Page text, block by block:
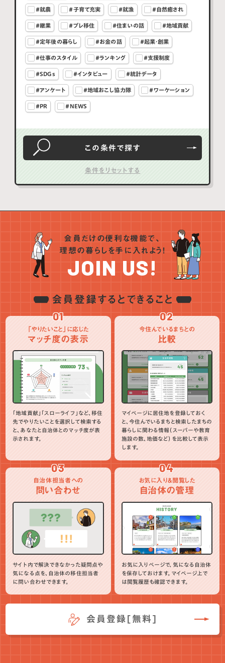
#就農 #子育て充実 #就漁 #自然癒され
#継業 #プレ移住 #住まいの話 #地域貢献
#定年後の暮らし #お金の話 #起業・創業
#仕事のスタイル #ランキング #支援制度
#SDGs #インタビュー #統計データ
#アンケート #地域おこし協力隊 #ワーケーション
#PR #NEWS
この条件で探す
会員だけの便利な機能で、
理想の暮らしを手に入れよう！
JOIN US!
会員登録するとできること
01
「やりたいこと」に応じた
マッチ度の表示
「地域貢献」「スローライフ」など、移住
先でやりたいことを選択して検索する
と、あなたと自治体とのマッチ度が表
示されます。
02
今住んでいるまちとの
比較
マイページに居住地を登録しておく
と、今住んでいるまちと検索したまちの
暮らしに関わる情報（スーパーや教育
施設の数、地価など）を比較して表示
します。
03
自治体担当者への
問い合わせ
サイト内で解決できなかった疑問点や
気になる点を、自治体の移住担当者
に問い合わせできます。
04
お気に入り＆閲覧した
自治体の管理
お気に入りページで、気になる自治体
を保存しておけます。マイページ上で
は閲覧履歴も確認できます。
会員登録[無料]